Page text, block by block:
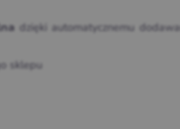
dzięki automatycznemu
sklepu